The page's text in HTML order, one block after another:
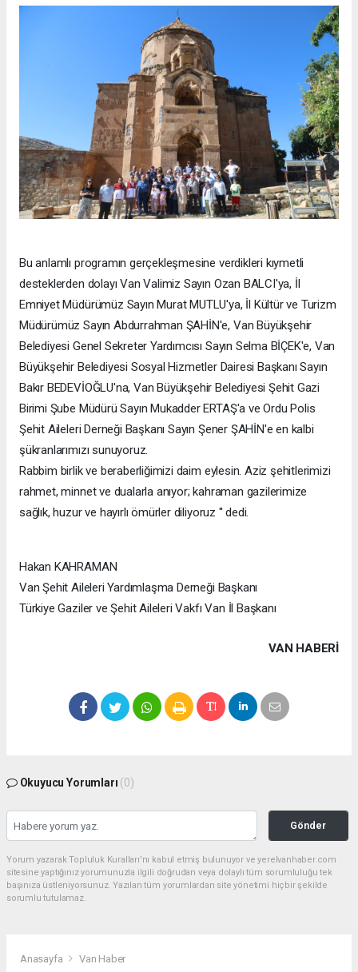
Bu anlamlı programın gerçekleşmesine verdikleri kıymetli
desteklerden dolayı Van Valimiz Sayın Ozan BALCI'ya, İl
Emniyet Müdürümüz Sayın Murat MUTLU'ya, İl Kültür ve Turizm
Müdürümüz Sayın Abdurrahman ŞAHİN'e, Van Büyükşehir
Belediyesi Genel Sekreter Yardımcısı Sayın Selma BİÇEK'e, Van
Büyükşehir Belediyesi Sosyal Hizmetler Dairesi Başkanı Sayın
Bakır BEDEVİOĞLU'na, Van Büyükşehir Belediyesi Şehit Gazi
Birimi Şube Müdürü Sayın Mukadder ERTAŞ'a ve Ordu Polis
Şehit Aileleri Derneği Başkanı Sayın Şener ŞAHİN'e en kalbi
şükranlarımızı sunuyoruz.
Rabbim birlik ve beraberliğimizi daim eylesin. Aziz şehitlerimizi
rahmet, minnet ve dualarla anıyor; kahraman gazilerimize
sağlık, huzur ve hayırlı ömürler diliyoruz '' dedi.
Hakan KAHRAMAN
Van Şehit Aileleri Yardımlaşma Derneği Başkanı
Türkiye Gaziler ve Şehit Aileleri Vakfı Van İl Başkanı
VAN HABERİ
Okuyucu Yorumları (0)
Gönder
Yorum yazarak Topluluk Kuralları’nı kabul etmiş bulunuyor ve yerelvanhaber.com
sitesine yaptığınız yorumunuzla ilgili doğrudan veya dolaylı tüm sorumluluğu tek
başınıza üstleniyorsunuz. Yazılan tüm yorumlardan site yönetimi hiçbir şekilde
sorumlu tutulamaz.
Anasayfa Van Haber